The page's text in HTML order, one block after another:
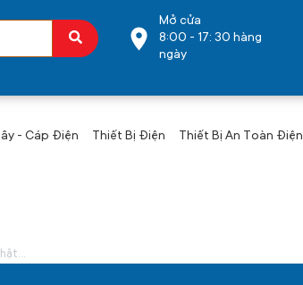
Mở cửa
8:00 - 17: 30 hàng
ngày
- Cáp Điện Thiết Bị Điện Thiết Bị An Toàn Điện